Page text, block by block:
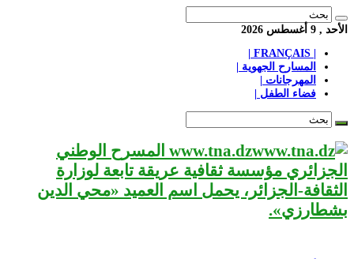
الأحد , 9 أغسطس 2026
المسارح الجهوية |
المهرجانات |
فضاء الطفل |
www.tna.dz المسرح الوطني
الجزائري مؤسسة ثقافية عريقة تابعة لوزارة
الثقافة-الجزائر، يحمل اسم العميد «محي الدين
بشطارزي».